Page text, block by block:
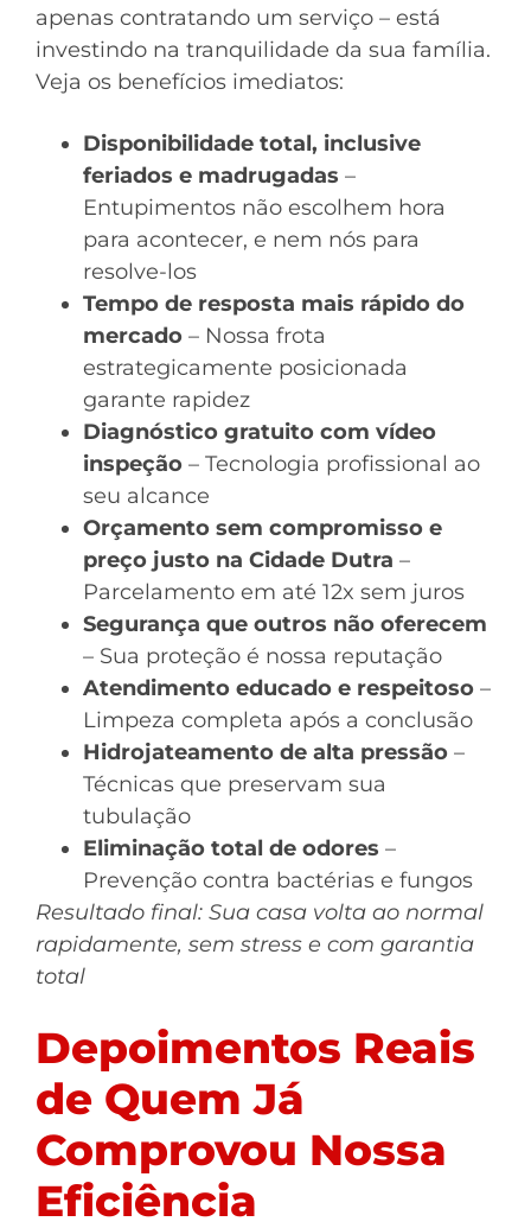
apenas contratando um serviço – está
investindo na tranquilidade da sua família.
Veja os benefícios imediatos:
Disponibilidade total, inclusive
feriados e madrugadas –
Entupimentos não escolhem hora
para acontecer, e nem nós para
resolve-los
Tempo de resposta mais rápido do
mercado – Nossa frota
estrategicamente posicionada
garante rapidez
Diagnóstico gratuito com vídeo
inspeção – Tecnologia profissional ao
seu alcance
Orçamento sem compromisso e
preço justo na Cidade Dutra –
Parcelamento em até 12x sem juros
Segurança que outros não oferecem
– Sua proteção é nossa reputação
Atendimento educado e respeitoso –
Limpeza completa após a conclusão
Hidrojateamento de alta pressão –
Técnicas que preservam sua
tubulação
Eliminação total de odores –
Prevenção contra bactérias e fungos
Resultado final: Sua casa volta ao normal
rapidamente, sem stress e com garantia
total
Depoimentos Reais
de Quem Já
Comprovou Nossa
Eficiência